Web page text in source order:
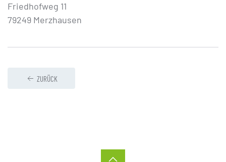
Friedhofweg 11
79249 Merzhausen
ZURÜCK